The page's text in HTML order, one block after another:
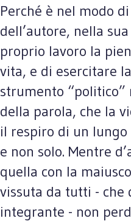
Perché è nel modo
dell’autore, nella
proprio lavoro la
vita, e di esercitare
strumento “politico”
della parola, che la
il respiro di un
e non solo. Mentre
quella con la
vissuta da tutti - che
integrante - non